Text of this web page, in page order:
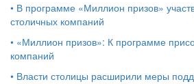
• В программе «Миллион призов»
столичных компаний
• «Миллион призов»: К программе
компаний
• Власти столицы расширили меры